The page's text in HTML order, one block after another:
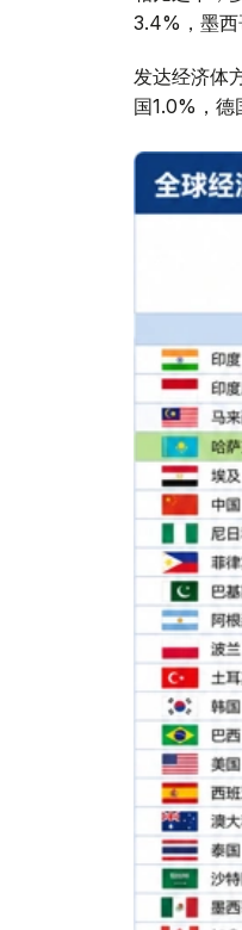
3.4%，墨西
发达经济体
国1.0%，德